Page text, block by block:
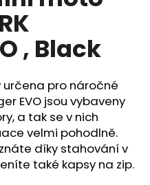
, Black
určena pro náročné
EVO jsou vybaveny
a tak se v nich
velmi pohodlně.
díky stahování v
také kapsy na zip.